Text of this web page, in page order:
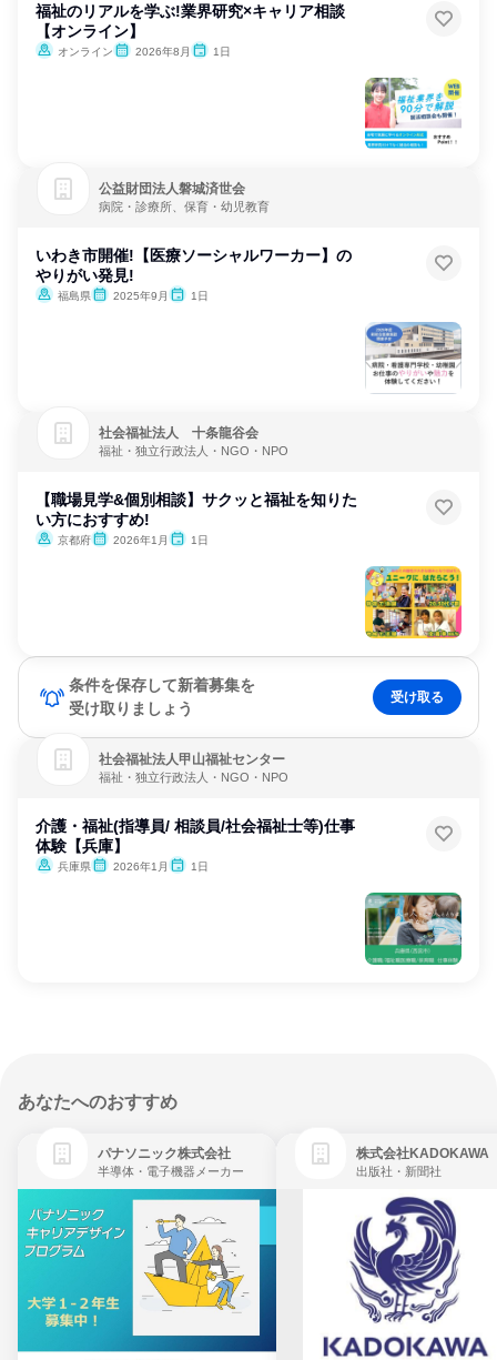
福祉のリアルを学ぶ!業界研究×キャリア相談
【オンライン】
オンライン 2026年8月 1日
公益財団法人磐城済世会
病院・診療所、保育・幼児教育
いわき市開催!【医療ソーシャルワーカー】の
やりがい発見!
福島県 2025年9月 1日
社会福祉法人 十条龍谷会
福祉・独立行政法人・NGO・NPO
【職場見学&個別相談】サクッと福祉を知りた
い方におすすめ!
京都府 2026年1月 1日
条件を保存して新着募集を
受け取りましょう
受け取る
社会福祉法人甲山福祉センター
福祉・独立行政法人・NGO・NPO
介護・福祉(指導員/ 相談員/社会福祉士等)仕事
体験【兵庫】
兵庫県 2026年1月 1日
あなたへのおすすめ
パナソニック株式会社
半導体・電子機器メーカー
株式会社KADOKAWA
出版社・新聞社